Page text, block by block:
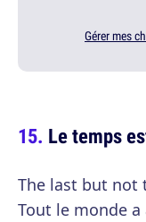
Gérer mes
Le temps
The last but not
Tout le monde